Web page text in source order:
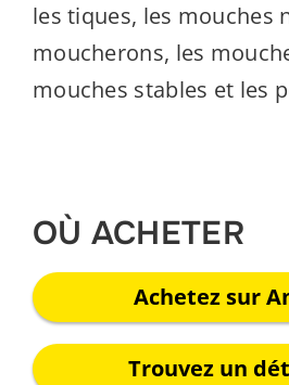
les tiques, les mouches
moucherons, les
mouches stables et les
OÙ ACHETER
Achetez sur
Trouvez un